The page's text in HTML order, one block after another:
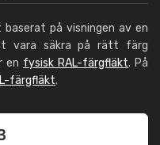
på visningen av en
vara säkra på rätt färg
en fysisk RAL-färgfläkt. På
färgfläkt.